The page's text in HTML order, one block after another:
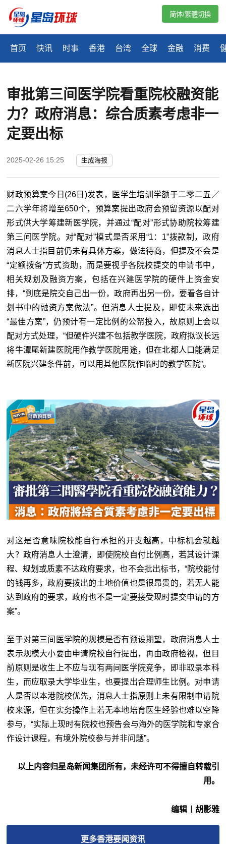
首页 快讯 时事 香港 台湾 全球 金融 消费
简体/繁體切換
审批第三间医学院看重院校融资能
力？政府消息：综合质素考虑非一
定要出标
2025-02-26 15:25 生成海报
财政预算案今日(26日)发表，医学生培训学额于二零二五／
二六学年将增至650个，预算案提出政府会预留资源以配对
形式供大学筹建新医学院，并通过“配对”形式协助院校筹建
第三间医学院。对“配对”模式是否采用“1：1”拨款制，政府
消息人士指目前仍未有具体方案，做法待商，但提及不会是
“定额拨备”方式资助，而是要视乎各院校提交的申请书中，
相关规划及融资方案，包括在兴建医学院的硬件上资金安
排，“到底是院交自己出一份，政府再出另一份，要看各自计
划书中的融资方案做法”。但消息人士提及，即使未来选出
“最佳方案”，仍预计有一定比例的公帑投入，故原则上会以
配对方式处理，“但硬件兴建不包括教学医院，政府拟议长远
将牛潭尾新建医院用作教学医院用途，但在北都人口能满足
新医院兴建条件前，可以用其他医院作临时的教学医院”。
对这是否意味院校能自行承担的开支越高，中标机会就越
大？政府消息人士澄清，即使院校自付比例高，若其设计课
程、规划或质素不达政府要求，也不会批出标书，“院校能付
的钱再多，政府要拨出的土地价值也是很昂贵的，若无人能
达到政府的要求，政府也不是一定要接受现时提交申请的方
案”。
至于对第三间医学院的规模是否有预设期望，政府消息人士
表示规模大小要由申请院校自行提出，再由政府检视，但目
前原则是收生上不应与现有两间医学院竞争，即非取录本科
生，而应取录大学毕业生，也要提出合理师生比例。对申请
人是否以本港院校优先，消息人士指原则上未有限制申请院
校来源，但在实务操作上若无本地培育医生经验也难以空降
参与，“实际上现时有院校也预告会与海外的医学院和专家合
作设计课程，有境外院校参与并非问题”。
以上内容归星岛新闻集团所有，未经许可不得擅自转载引
用。
编辑︱胡影雅
更多香港要闻资讯